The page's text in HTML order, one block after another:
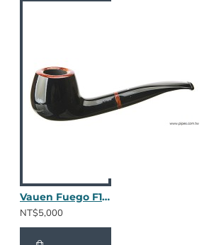
Vauen Fuego F181
NT$5,000